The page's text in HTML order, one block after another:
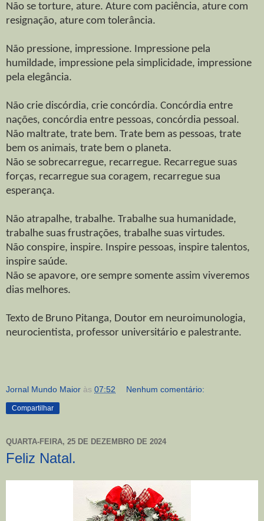
Não se torture, ature. Ature com paciência, ature com
resignação, ature com tolerância.
Não pressione, impressione. Impressione pela
humildade, impressione pela simplicidade, impressione
pela elegância.
Não crie discórdia, crie concórdia. Concórdia entre
nações, concórdia entre pessoas, concórdia pessoal.
Não maltrate, trate bem. Trate bem as pessoas, trate
bem os animais, trate bem o planeta.
Não se sobrecarregue, recarregue. Recarregue suas
forças, recarregue sua coragem, recarregue sua
esperança.
Não atrapalhe, trabalhe. Trabalhe sua humanidade,
trabalhe suas frustrações, trabalhe suas virtudes.
Não conspire, inspire. Inspire pessoas, inspire talentos,
inspire saúde.
Não se apavore, ore sempre somente assim viveremos
dias melhores.
Texto de Bruno Pitanga, Doutor em neuroimunologia,
neurocientista, professor universitário e palestrante.
Jornal Mundo Maior às 07:52 Nenhum comentário:
Compartilhar
QUARTA-FEIRA, 25 DE DEZEMBRO DE 2024
Feliz Natal.